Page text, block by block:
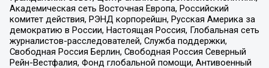
Академическая сеть Восточная Европа, Российский
комитет действия, РЭНД корпорейшн, Русская Америка за
демократию в России, Настоящая Россия, Глобальная сеть
журналистов-расследователей, Служба поддержки,
Свободная Россия Берлин, Свободная Россия Северный
Рейн-Вестфалия, Фонд глобальной помощи, Антивоенный